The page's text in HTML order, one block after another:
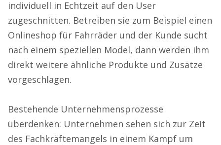
individuell in Echtzeit auf den User
zugeschnitten. Betreiben sie zum Beispiel einen
Onlineshop für Fahrräder und der Kunde sucht
nach einem speziellen Model, dann werden ihm
direkt weitere ähnliche Produkte und Zusätze
vorgeschlagen.
Bestehende Unternehmensprozesse
überdenken: Unternehmen sehen sich zur Zeit
des Fachkräftemangels in einem Kampf um